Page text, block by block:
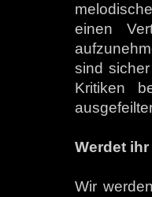
einen
sind
Kritiken
Werdet
Wir